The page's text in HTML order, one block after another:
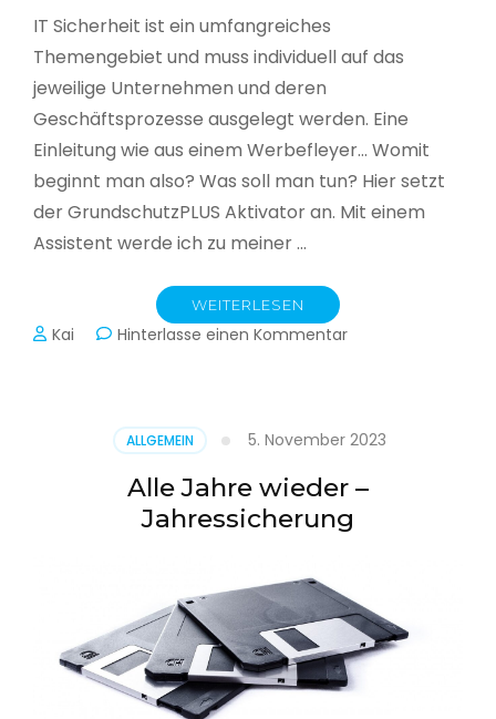
IT Sicherheit ist ein umfangreiches
Themengebiet und muss individuell auf das
jeweilige Unternehmen und deren
Geschäftsprozesse ausgelegt werden. Eine
Einleitung wie aus einem Werbefleyer… Womit
beginnt man also? Was soll man tun? Hier setzt
der GrundschutzPLUS Aktivator an. Mit einem
Assistent werde ich zu meiner …
WEITERLESEN
Kai Hinterlasse einen Kommentarzu
ALLGEMEIN 5. November 2023
Alle Jahre wieder –
Jahressicherung